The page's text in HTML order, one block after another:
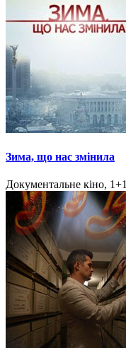
Зима, що нас змінила
Документальне кіно, 1+1